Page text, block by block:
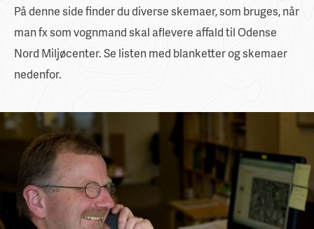
På denne side finder du diverse skemaer, som bruges, når
man fx som vognmand skal aflevere affald til Odense
Nord Miljøcenter. Se listen med blanketter og skemaer
nedenfor.